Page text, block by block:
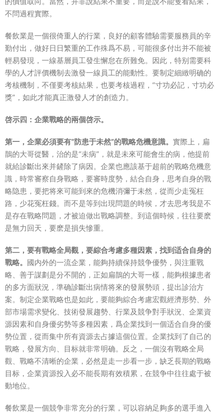
不問過程實際。
餐飲業是一個很倚重人的行業，良好的顧客體驗需要服務員的辛
勤付出，做好日日繁重的工作殊爲不易，可能很多付出并不能被
輕易發現，一線基層員工發生懈怠在所難免。因此，特别需要科
學的人才評價機制去激發一線員工的能動性。要制定細緻明确的
考核機制，不僅要考核結果，也要考核過程，“寸功必記，寸功必
獎”，如此才能真正激發人才的創造力。
啓示四：企業戰略的兩個啓示。
第一，企業必須要有“防患于未然”的戰略危機意識。 實際上，扁
鵲的大哥從醫，治的是“未病”，就是未來可能會生的病，他提前
就給診斷出來并鏟除了病因。企業也應該基于超前的戰略危機意
識，時常審察自身戰略，要審時度勢，結合自身，思考自身的戰
略隐患，要把将來可能到來的危機消彌于未然，從而少走冤枉
路，少花冤枉錢。而不是等到出現問題的時候，才去思考我是不
是存在戰略問題，才被迫做出戰略調整。到這個時候，往往要麽
是無力回天，要麽是損失慘重。
第二，要有戰略全局觀，要綜合考慮多種因素，找到适合自身的
戰略。 國内外的一流企業，能夠持續保持競争優勢，與注重戰
略、善于謀劃是分不開的，正如扁鵲的大哥一樣，能夠根據患者
的多方面狀況，準确診斷出病情将來的發展勢頭，提出診治方
案。制定企業戰略也是如此，要能夠綜合考慮宏觀經濟形勢、外
部市場需求變化、技術發展趨勢、行業及競争對手狀況、企業資
源因素和自身優劣勢等多種因素，爲企業找到一個适合自身的優
勢位置，從而集中所有資源去占據這個位置。企業找到了自己的
戰略，發展方向、目标就非常明确。反之，一個沒有戰略全局
觀、戰略不清晰的企業，必然是走一步看一步，缺乏長期的戰略
目标，企業資源投入必不能長期有效積累，在競争中往往處于被
動地位。
餐飲業是一個競争非常充分的行業，可以容納足夠多的選手進入